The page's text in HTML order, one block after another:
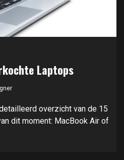
Laptops
overzicht van de 15
dit moment: MacBook Air of